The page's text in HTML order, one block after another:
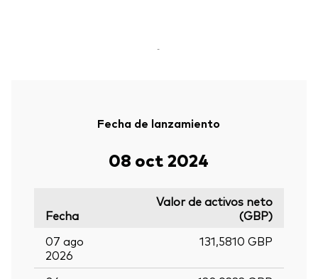
-
Fecha de lanzamiento
08 oct 2024
Fecha
Valor de activos neto
(GBP)
07 ago
2026
131,5810 GBP